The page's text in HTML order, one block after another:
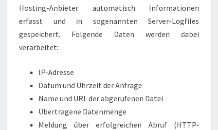
Hosting-Anbieter automatisch Informationen
erfasst und in sogenannten Server-Logfiles
gespeichert. Folgende Daten werden dabei
verarbeitet:
IP-Adresse
Datum und Uhrzeit der Anfrage
Name und URL der abgerufenen Datei
Übertragene Datenmenge
Meldung über erfolgreichen Abruf (HTTP-